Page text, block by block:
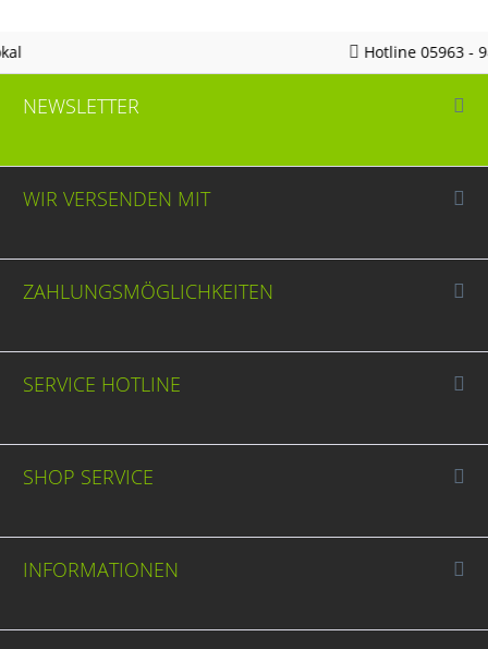
Hotline 05963 - 982823
NEWSLETTER
WIR VERSENDEN MIT
ZAHLUNGSMÖGLICHKEITEN
SERVICE HOTLINE
SHOP SERVICE
INFORMATIONEN